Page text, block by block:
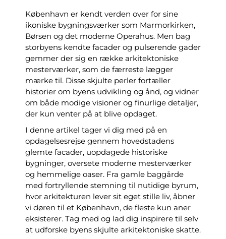
København er kendt verden over for sine
ikoniske bygningsværker som Marmorkirken,
Børsen og det moderne Operahus. Men bag
storbyens kendte facader og pulserende gader
gemmer der sig en række arkitektoniske
mesterværker, som de færreste lægger
mærke til. Disse skjulte perler fortæller
historier om byens udvikling og ånd, og vidner
om både modige visioner og finurlige detaljer,
der kun venter på at blive opdaget.
I denne artikel tager vi dig med på en
opdagelsesrejse gennem hovedstadens
glemte facader, uopdagede historiske
bygninger, oversete moderne mesterværker
og hemmelige oaser. Fra gamle baggårde
med fortryllende stemning til nutidige byrum,
hvor arkitekturen lever sit eget stille liv, åbner
vi døren til et København, de fleste kun aner
eksisterer. Tag med og lad dig inspirere til selv
at udforske byens skjulte arkitektoniske skatte.